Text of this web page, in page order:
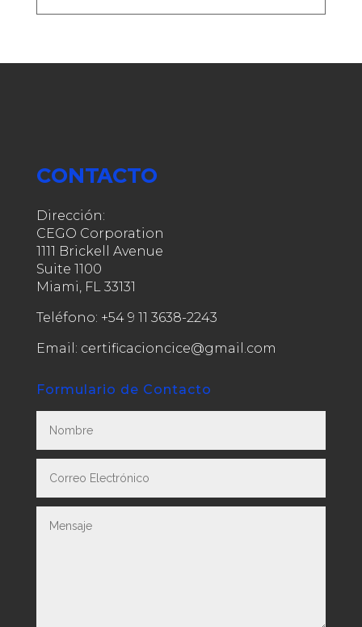
CONTACTO
Dirección:
CEGO Corporation
1111 Brickell Avenue
Suite 1100
Miami, FL 33131
Teléfono: +54 9 11 3638-2243
Email: certificacioncice@gmail.com
Formulario de Contacto